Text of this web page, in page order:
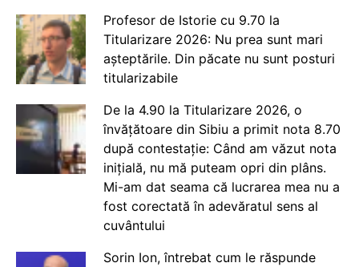
Profesor de Istorie cu 9.70 la
Titularizare 2026: Nu prea sunt mari
așteptările. Din păcate nu sunt posturi
titularizabile
De la 4.90 la Titularizare 2026, o
învățătoare din Sibiu a primit nota 8.70
după contestație: Când am văzut nota
inițială, nu mă puteam opri din plâns.
Mi-am dat seama că lucrarea mea nu a
fost corectată în adevăratul sens al
cuvântului
Sorin Ion, întrebat cum le răspunde